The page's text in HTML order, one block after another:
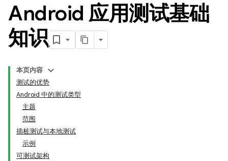
Android 应用测试基础
知识
本页内容
测试的优势
Android 中的测试类型
主题
范围
插桩测试与本地测试
示例
可测试架构